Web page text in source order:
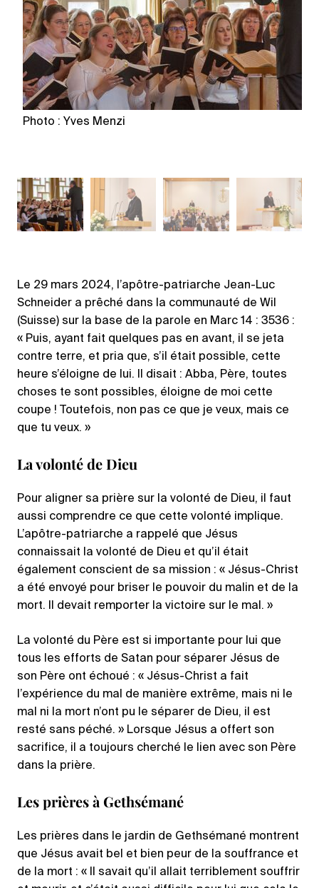
Photo : Yves Menzi
Le 29 mars 2024, l’apôtre-patriarche Jean-Luc
Schneider a prêché dans la communauté de Wil
(Suisse) sur la base de la parole en Marc 14 : 3536 :
« Puis, ayant fait quelques pas en avant, il se jeta
contre terre, et pria que, s’il était possible, cette
heure s’éloigne de lui. Il disait : Abba, Père, toutes
choses te sont possibles, éloigne de moi cette
coupe ! Toutefois, non pas ce que je veux, mais ce
que tu veux. »
La volonté de Dieu
Pour aligner sa prière sur la volonté de Dieu, il faut
aussi comprendre ce que cette volonté implique.
L’apôtre-patriarche a rappelé que Jésus
connaissait la volonté de Dieu et qu’il était
également conscient de sa mission : « Jésus-Christ
a été envoyé pour briser le pouvoir du malin et de la
mort. Il devait remporter la victoire sur le mal. »
La volonté du Père est si importante pour lui que
tous les efforts de Satan pour séparer Jésus de
son Père ont échoué : « Jésus-Christ a fait
l’expérience du mal de manière extrême, mais ni le
mal ni la mort n’ont pu le séparer de Dieu, il est
resté sans péché. » Lorsque Jésus a offert son
sacrifice, il a toujours cherché le lien avec son Père
dans la prière.
Les prières à Gethsémané
Les prières dans le jardin de Gethsémané montrent
que Jésus avait bel et bien peur de la souffrance et
de la mort : « Il savait qu’il allait terriblement souffrir